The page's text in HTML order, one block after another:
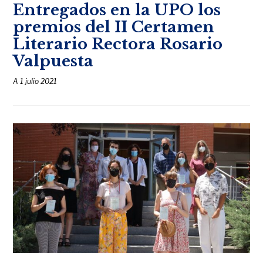
Entregados en la UPO los
premios del II Certamen
Literario Rectora Rosario
Valpuesta
A1 julio 2021